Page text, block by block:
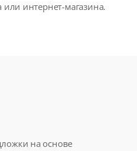
интернет-магазина.
на основе